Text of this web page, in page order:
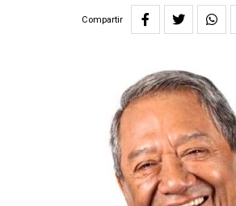
Compartir